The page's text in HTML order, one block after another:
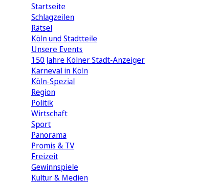
Startseite
Schlagzeilen
Rätsel
Köln und Stadtteile
Unsere Events
150 Jahre Kölner Stadt-Anzeiger
Karneval in Köln
Köln-Spezial
Region
Politik
Wirtschaft
Sport
Panorama
Promis & TV
Freizeit
Gewinnspiele
Kultur & Medien